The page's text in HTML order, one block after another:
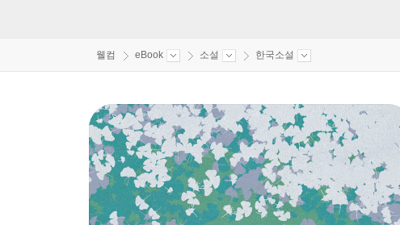
웰컴 eBook 소설 한국소설